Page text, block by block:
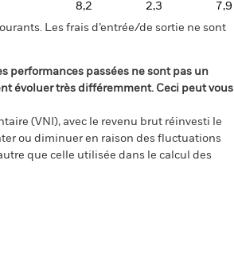
8,2 2,3
7,9
Les frais d’entrée/de sortie ne sont
performances passées ne sont pas un
évoluer très différemment. Ceci peut vous
(VNI), avec le revenu brut réinvesti le
ou diminuer en raison des fluctuations
que celle utilisée dans le calcul des